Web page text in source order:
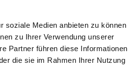
soziale Medien anbieten zu können
zu Ihrer Verwendung unserer
Partner führen diese Informationen
die sie im Rahmen Ihrer Nutzung